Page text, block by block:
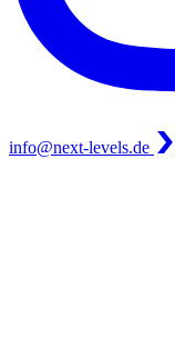
info@next-levels.de